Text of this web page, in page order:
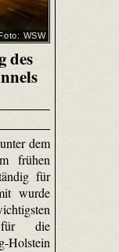
WSW
des
dem
frühen
für
wurde
für die